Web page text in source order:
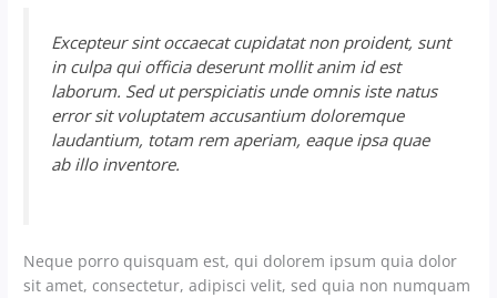
Excepteur sint occaecat cupidatat non proident, sunt
in culpa qui officia deserunt mollit anim id est
laborum. Sed ut perspiciatis unde omnis iste natus
error sit voluptatem accusantium doloremque
laudantium, totam rem aperiam, eaque ipsa quae
ab illo inventore.
Neque porro quisquam est, qui dolorem ipsum quia dolor
sit amet, consectetur, adipisci velit, sed quia non numquam